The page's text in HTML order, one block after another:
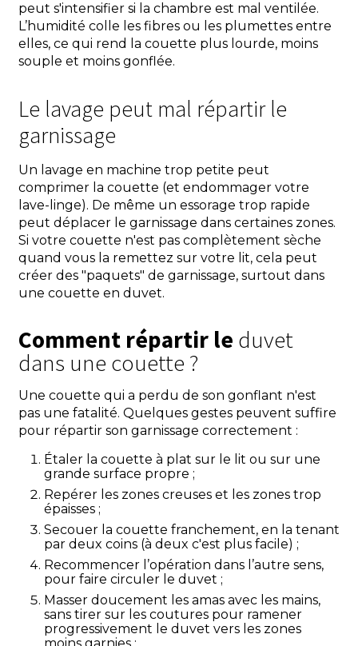
peut s'intensifier si la chambre est mal ventilée.
L’humidité colle les fibres ou les plumettes entre
elles, ce qui rend la couette plus lourde, moins
souple et moins gonflée.
Le lavage peut mal répartir le
garnissage
Un lavage en machine trop petite peut
comprimer la couette (et endommager votre
lave-linge). De même un essorage trop rapide
peut déplacer le garnissage dans certaines zones.
Si votre couette n'est pas complètement sèche
quand vous la remettez sur votre lit, cela peut
créer des "paquets" de garnissage, surtout dans
une couette en duvet.
Comment répartir le duvet
dans une couette ?
Une couette qui a perdu de son gonflant n'est
pas une fatalité. Quelques gestes peuvent suffire
pour répartir son garnissage correctement :
Étaler la couette à plat sur le lit ou sur une
grande surface propre ;
Repérer les zones creuses et les zones trop
épaisses ;
Secouer la couette franchement, en la tenant
par deux coins (à deux c'est plus facile) ;
Recommencer l’opération dans l’autre sens,
pour faire circuler le duvet ;
Masser doucement les amas avec les mains,
sans tirer sur les coutures pour ramener
progressivement le duvet vers les zones